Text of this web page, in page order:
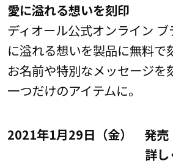
愛に溢れる想いを刻印
ディオール公式オンライン
に溢れる想いを製品に無料で
お名前や特別なメッセージを
一つだけのアイテムに。
2021年1月29日（金） 発売
詳しくは